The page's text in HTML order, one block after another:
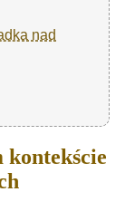
nad
kontekście